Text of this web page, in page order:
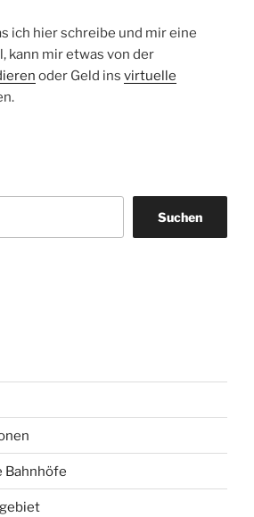
ich hier schreibe und mir eine
kann mir etwas von der
oder Geld ins virtuelle
Suchen
Bahnhöfe